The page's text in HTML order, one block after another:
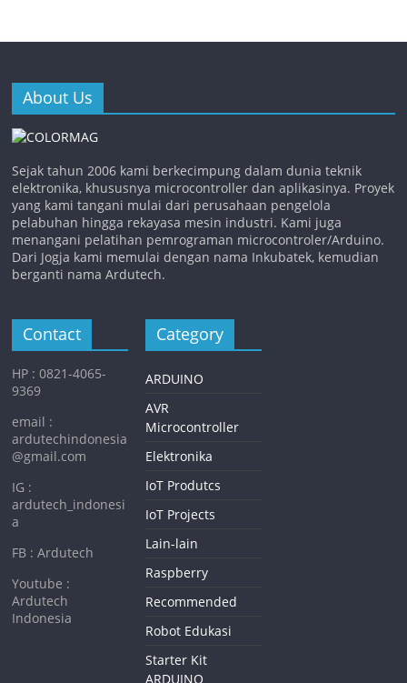
About Us
Sejak tahun 2006 kami berkecimpung dalam dunia teknik
elektronika, khususnya microcontroller dan aplikasinya. Proyek
yang kami tangani mulai dari perusahaan pengelola
pelabuhan hingga rekayasa mesin industri. Kami juga
menangani pelatihan pemrograman microcontroler/Arduino.
Dari Jogja kami memulai dengan nama Inkubatek, kemudian
berganti nama Ardutech.
Contact
HP : 0821-4065-
9369
email :
ardutechindonesia
@gmail.com
IG :
ardutech_indonesi
a
FB : Ardutech
Youtube :
Ardutech
Indonesia
Category
ARDUINO
AVR
Microcontroller
Elektronika
IoT Produtcs
IoT Projects
Lain-lain
Raspberry
Recommended
Robot Edukasi
Starter Kit
ARDUINO